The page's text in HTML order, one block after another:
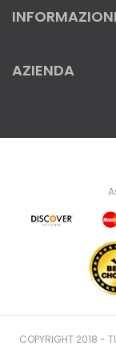
INFORMAZIONI
AZIENDA
COPYRIGHT 2018 -